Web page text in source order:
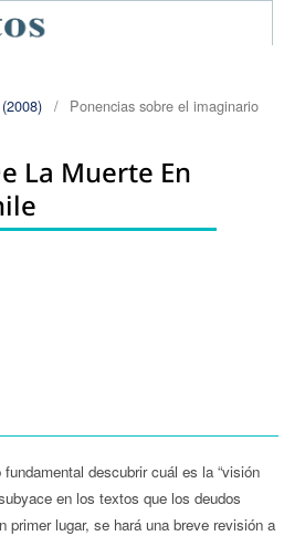
/ Ponencias sobre el imaginario
La Muerte En
descubrir cuál es la “visión
en los textos que los deudos
primer lugar, se hará una breve revisión a